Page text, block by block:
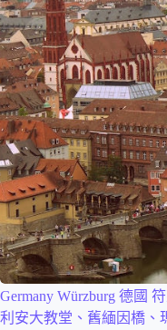
Germany Würzburg 德國
利安大教堂、舊緬因橋、